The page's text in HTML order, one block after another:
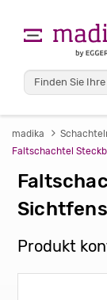
madika
Faltschachtel
Produkt